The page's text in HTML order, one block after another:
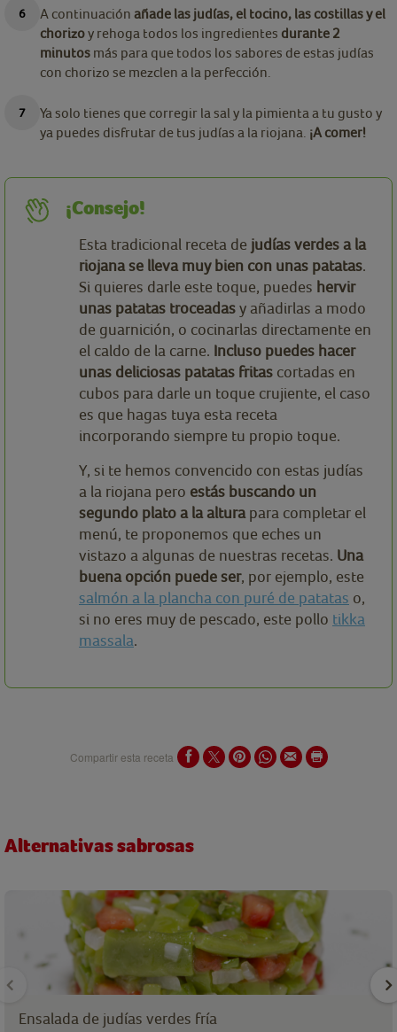
A continuación añade las judías, el tocino, las costillas y el
chorizoy rehoga todos los ingredientes durante 2
minutos más para que todos los sabores de estas judías
con chorizo se mezclen a la perfección.
Ya solo tienes que corregir la sal y la pimienta a tu gusto y
ya puedes disfrutar de tus judías a la riojana. ¡A comer!
¡Consejo!
Esta tradicional receta de judías verdes a la
riojana se lleva muy bien con unas patatas.
Si quieres darle este toque, puedes hervir
unas patatas troceadasy añadirlas a modo
de guarnición, o cocinarlas directamente en
el caldo de la carne. Incluso puedes hacer
unas deliciosas patatas fritas cortadas en
cubos para darle un toque crujiente, el caso
es que hagas tuya esta receta
incorporando siempre tu propio toque.
Y, si te hemos convencido con estas judías
a la riojana pero estás buscando un
segundo plato a la alturapara completar el
menú, te proponemos que eches un
vistazo a algunas de nuestras recetas. Una
buena opción puede ser, por ejemplo, este
salmón a la plancha con puré de patatas o,
si no eres muy de pescado, este pollo tikka
massala.
Compartir esta receta
Alternativas sabrosas
Ensalada de judías verdes fría